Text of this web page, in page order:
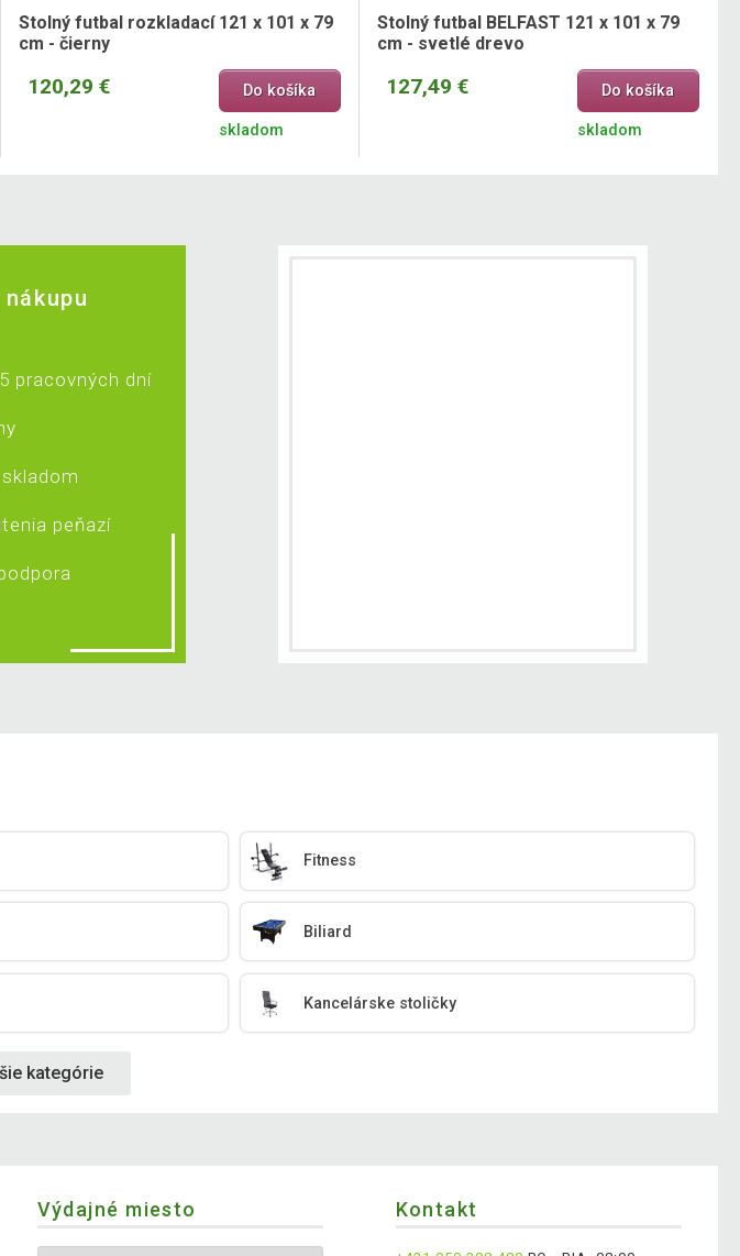
Stolný futbal rozkladací 121 x 101 x 79
cm - čierny
120,29 € Do košíka
skladom
Stolný futbal BELFAST 121 x 101 x 79
cm - svetlé drevo
127,49 € Do košíka
skladom
pracovných dní
peňazí
Fitness
Biliard
Kancelárske stoličky
kategórie
Výdajné miesto Kontakt